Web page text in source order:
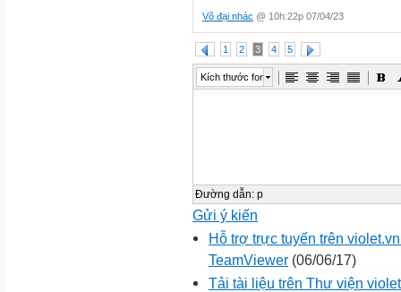
Võ đại nhác @ 10h:22p 07/04/23
1 2 3 4 5
Kích thước font
Đường dẫn: p
Gửi ý kiến
Hỗ trợ trực tuyến trên
TeamViewer (06/06/17)
Tải tài liệu trên Thư viện